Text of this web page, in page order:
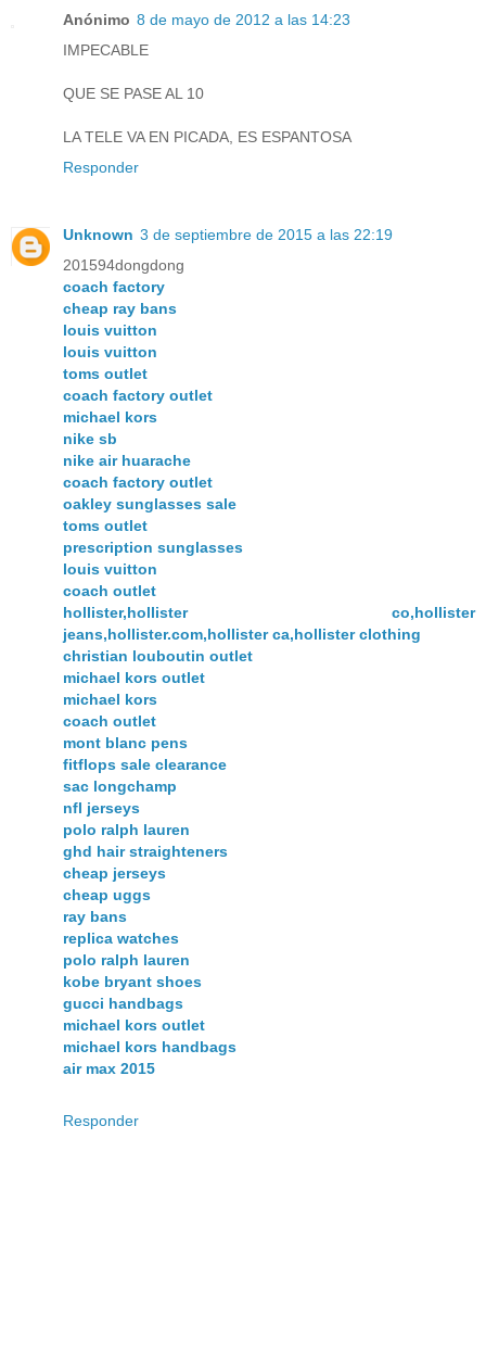
Anónimo 8 de mayo de 2012 a las 14:23
IMPECABLE
QUE SE PASE AL 10
LA TELE VA EN PICADA, ES ESPANTOSA
Responder
Unknown 3 de septiembre de 2015 a las 22:19
201594dongdong
coach factory
cheap ray bans
louis vuitton
louis vuitton
toms outlet
coach factory outlet
michael kors
nike sb
nike air huarache
coach factory outlet
oakley sunglasses sale
toms outlet
prescription sunglasses
louis vuitton
coach outlet
hollister,hollister co,hollister
jeans,hollister.com,hollister ca,hollister clothing
christian louboutin outlet
michael kors outlet
michael kors
coach outlet
mont blanc pens
fitflops sale clearance
sac longchamp
nfl jerseys
polo ralph lauren
ghd hair straighteners
cheap jerseys
cheap uggs
ray bans
replica watches
polo ralph lauren
kobe bryant shoes
gucci handbags
michael kors outlet
michael kors handbags
air max 2015
Responder